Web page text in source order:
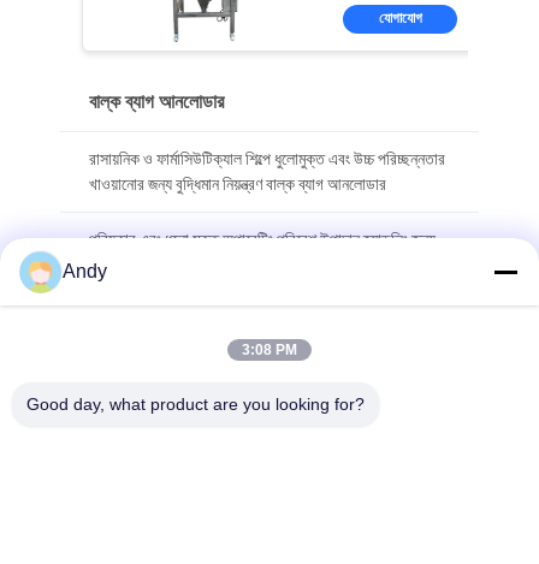
যোগাযোগ
বাল্ক ব্যাগ আনলোডার
রাসায়নিক ও ফার্মাসিউটিক্যাল শিল্পে ধুলোমুক্ত এবং উচ্চ পরিচ্ছন্নতার
খাওয়ানোর জন্য বুদ্ধিমান নিয়ন্ত্রণ বাল্ক ব্যাগ আনলোডার
পরিষ্কার এবং ধুলো মুক্ত অপারেটিং পরিবেশ উপাদান হ্যান্ডলিং জন্য
অত্যন্ত বিশেষীকৃত বাল্ক ব্যাগ আনলোডার
ডাস্ট-ফ্রি ফিডিং স্টেশন এবং সরাসরি ডিসচার্জ স্ক্রিনকে একত্রিত
Andy
3:08 PM
Good day, what product are you looking for?